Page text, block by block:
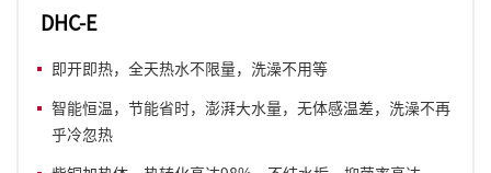
DHC-E
即开即热，全天热水不限量，洗澡不用等
智能恒温，节能省时，澎湃大水量，无体感温差，洗澡不再
乎冷忽热